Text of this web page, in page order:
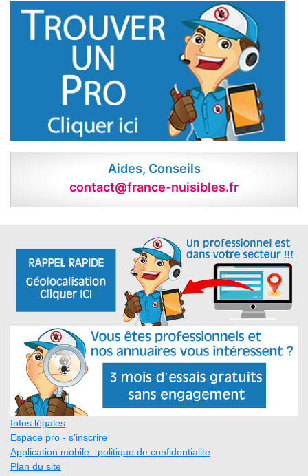
Aides, Conseils
contact@france-nuisibles.fr
Infos légales
Espace pro - s'inscrire
Application mobile : politique de confidentialite
Plan du site